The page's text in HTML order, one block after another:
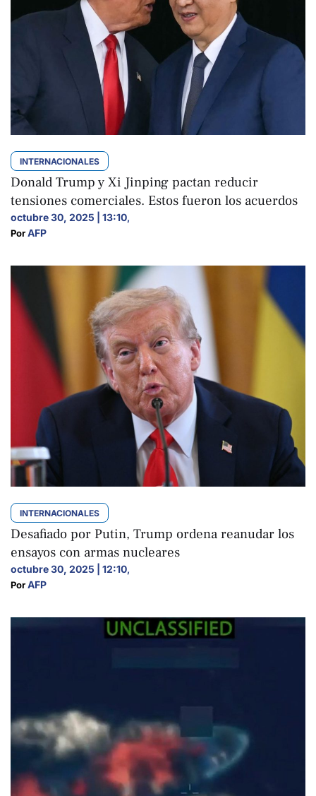
INTERNACIONALES
Donald Trump y Xi Jinping pactan reducir
tensiones comerciales. Estos fueron los acuerdos
octubre 30, 2025 | 13:10,
Por AFP
INTERNACIONALES
Desafiado por Putin, Trump ordena reanudar los
ensayos con armas nucleares
octubre 30, 2025 | 12:10,
Por AFP